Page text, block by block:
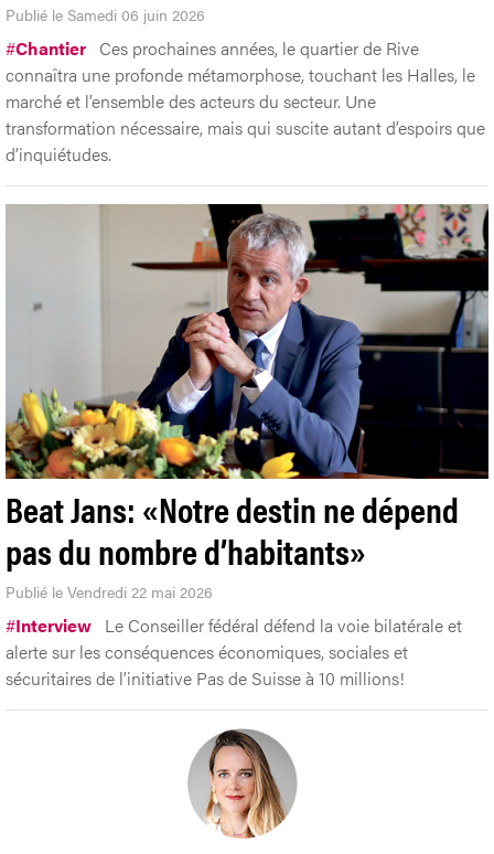
Publié le Samedi 06 juin 2026
#Chantier Ces prochaines années, le quartier de Rive
connaîtra une profonde métamorphose, touchant les Halles, le
marché et l’ensemble des acteurs du secteur. Une
transformation nécessaire, mais qui suscite autant d’espoirs que
d’inquiétudes.
Beat Jans: «Notre destin ne dépend
pas du nombre d’habitants»
Publié le Vendredi 22 mai 2026
#Interview Le Conseiller fédéral défend la voie bilatérale et
alerte sur les conséquences économiques, sociales et
sécuritaires de l’initiative Pas de Suisse à 10 millions!